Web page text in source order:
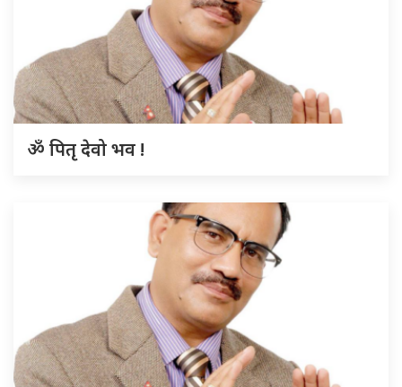
ॐ पितृ देवो भव !